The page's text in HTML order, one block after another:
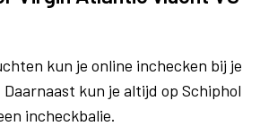
kun je online inchecken bij je
kun je altijd op Schiphol
incheckbalie.